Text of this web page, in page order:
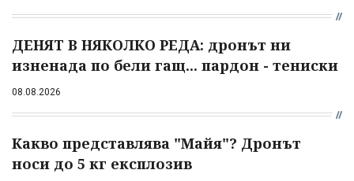
ДЕНЯТ В НЯКОЛКО РЕДА: дронът ни
изненада по бели гащ... пардон - тениски
08.08.2026
Какво представлява "Майя"? Дронът
носи до 5 кг експлозив